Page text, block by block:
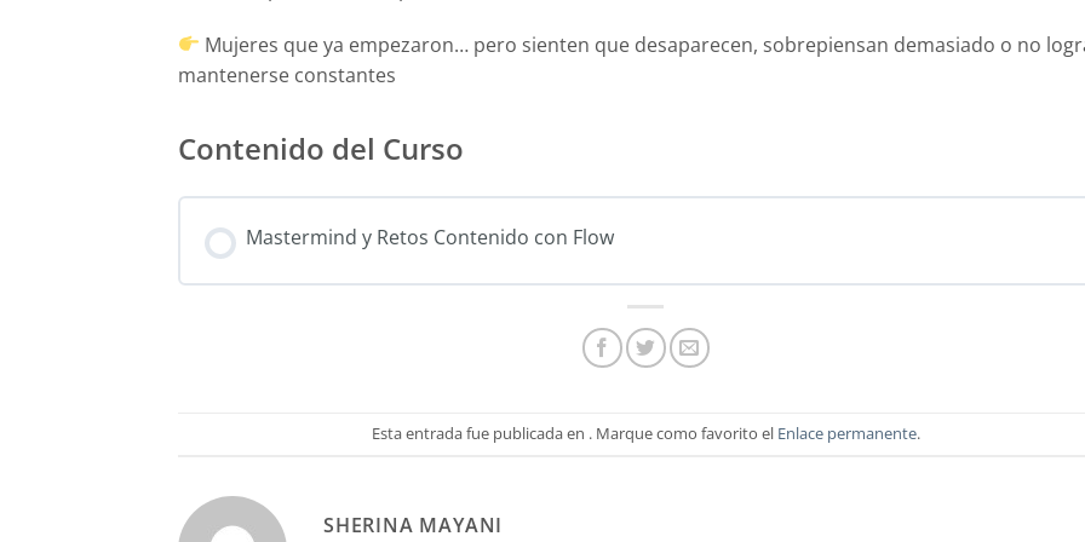
Mujeres que ya empezaron… pero sienten que desaparecen, sobrepiensan demasiado o no
mantenerse constantes
Contenido del Curso
Mastermind y Retos Contenido con Flow
Esta entrada fue publicada en . Marque como favorito el Enlace permanente.
SHERINA MAYANI